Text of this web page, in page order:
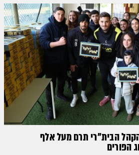
הקהל הבית"רי תרם מעל אלף
הפורים